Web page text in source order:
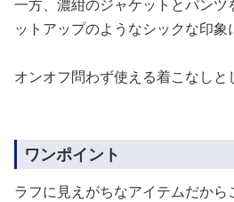
一方、濃紺のジャケットとパン
ットアップのようなシックな印象
オンオフ問わず使える着こなしと
ワンポイント
ラフに見えがちなアイテムだから